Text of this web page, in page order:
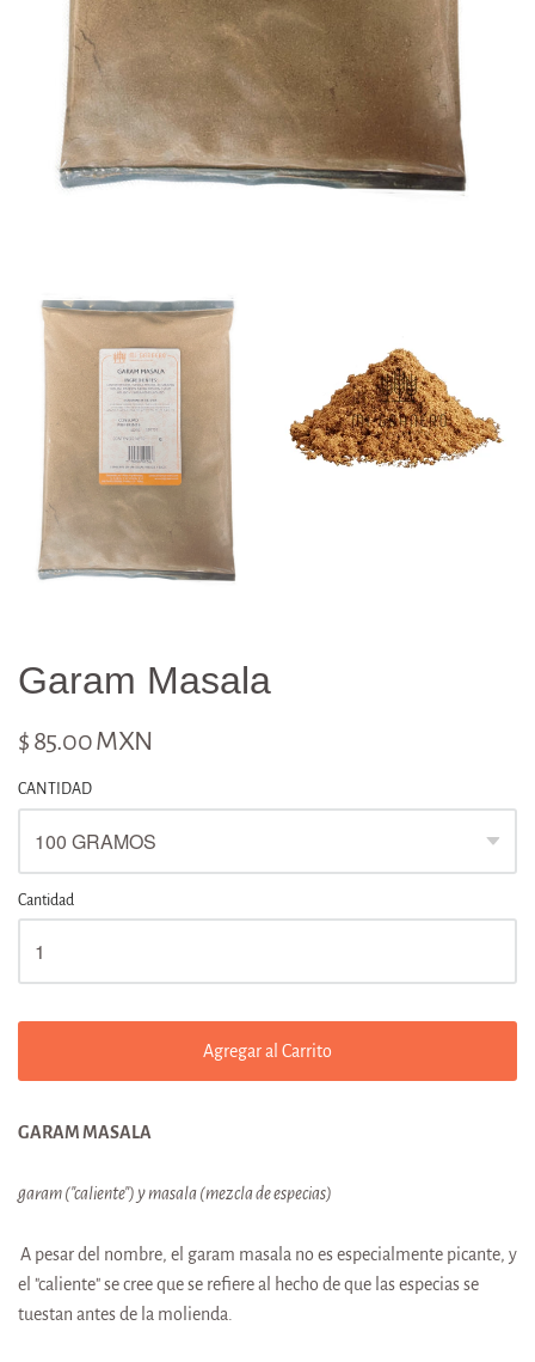
Garam Masala
$ 85.00 MXN
CANTIDAD
Cantidad
Agregar al Carrito
GARAM MASALA
garam ("caliente") y masala (mezcla de especias)
A pesar del nombre, el garam masala no es especialmente picante, y
el "caliente" se cree que se refiere al hecho de que las especias se
tuestan antes de la molienda.